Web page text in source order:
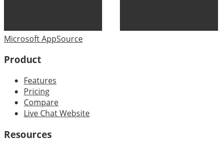
Microsoft AppSource
Product
Features
Pricing
Compare
Live Chat Website
Resources